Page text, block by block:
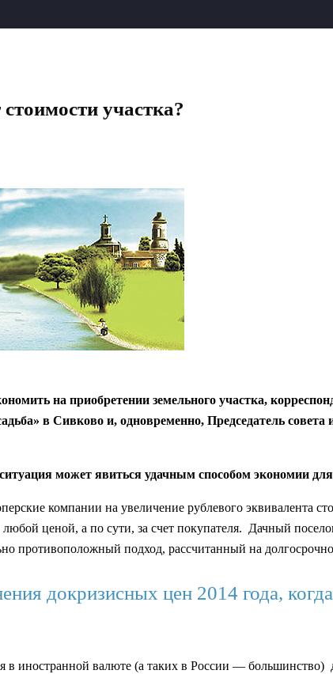
участка?
на приобретении земельного участка,
в Сивково и, одновременно, Председатель
может явиться удачным способом экономии для
компании на увеличение рублевого эквивалента
ценой, а по сути, за счет покупателя. Дачный
противоположный подход, рассчитанный на
докризисных цен 2014 года,
в иностранной валюте (а таких в России —